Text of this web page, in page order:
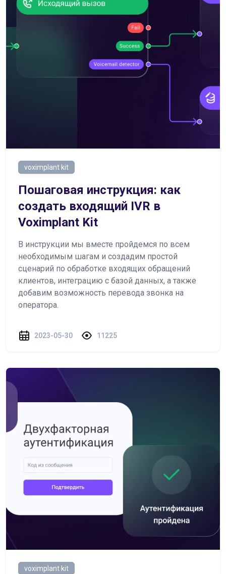
voximplant kit
Пошаговая инструкция: как
создать входящий IVR в
Voximplant Kit
В инструкции мы вместе пройдемся по всем
необходимым шагам и создадим простой
сценарий по обработке входящих обращений
клиентов, интеграцию с базой данных, а также
добавим возможность перевода звонка на
оператора.
2023-05-30 11225
voximplant kit